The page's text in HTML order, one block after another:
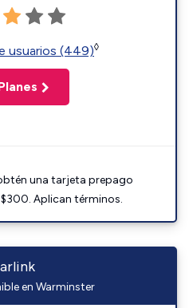
usuarios (449)◊
una tarjeta prepago
Aplican términos.
en Warminster